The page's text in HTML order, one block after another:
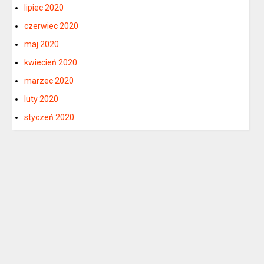
lipiec 2020
czerwiec 2020
maj 2020
kwiecień 2020
marzec 2020
luty 2020
styczeń 2020